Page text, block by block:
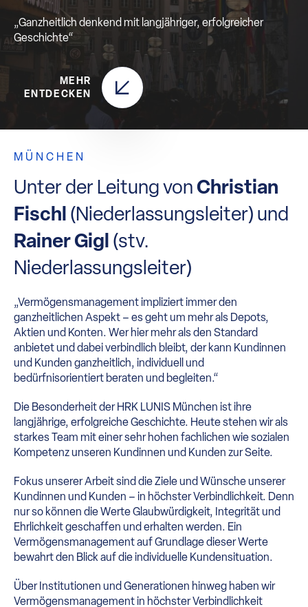
„Ganzheitlich denkend mit langjähriger, erfolgreicher
Geschichte“
MEHR
ENTDECKEN
MÜNCHEN
Unter der Leitung von Christian
Fischl (Niederlassungsleiter) und
Rainer Gigl (stv.
Niederlassungsleiter)
„Vermögensmanagement impliziert immer den
ganzheitlichen Aspekt – es geht um mehr als Depots,
Aktien und Konten. Wer hier mehr als den Standard
anbietet und dabei verbindlich bleibt, der kann Kundinnen
und Kunden ganzheitlich, individuell und
bedürfnisorientiert beraten und begleiten.“
Die Besonderheit der HRK LUNIS München ist ihre
langjährige, erfolgreiche Geschichte. Heute stehen wir als
starkes Team mit einer sehr hohen fachlichen wie sozialen
Kompetenz unseren Kundinnen und Kunden zur Seite.
Fokus unserer Arbeit sind die Ziele und Wünsche unserer
Kundinnen und Kunden – in höchster Verbindlichkeit. Denn
nur so können die Werte Glaubwürdigkeit, Integrität und
Ehrlichkeit geschaffen und erhalten werden. Ein
Vermögensmanagement auf Grundlage dieser Werte
bewahrt den Blick auf die individuelle Kundensituation.
Über Institutionen und Generationen hinweg haben wir
Vermögensmanagement in höchster Verbindlichkeit